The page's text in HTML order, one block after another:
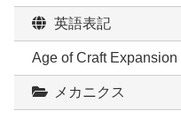
英語表記
Age of Craft
メカニクス